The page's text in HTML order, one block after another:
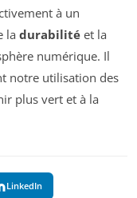
à un
la durabilité et la
numérique. Il
notre utilisation des
plus vert et à la
LinkedIn